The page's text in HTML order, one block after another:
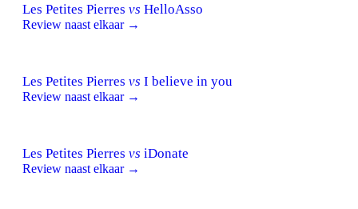
Les Petites Pierres vs HelloAsso
Review naast elkaar →
Les Petites Pierres vs I believe in you
Review naast elkaar →
Les Petites Pierres vs iDonate
Review naast elkaar →